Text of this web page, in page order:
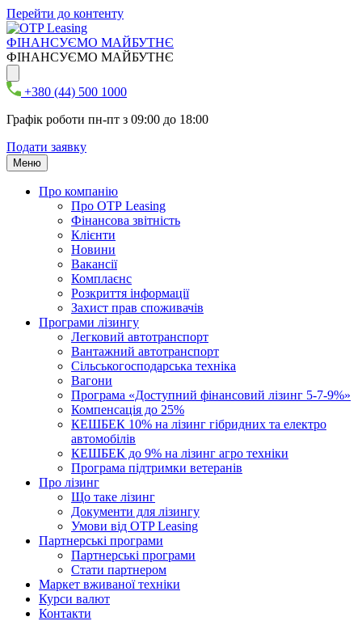
Перейти до контенту
ФІНАНСУЄМО МАЙБУТНЄ
ФІНАНСУЄМО МАЙБУТНЄ
+380 (44) 500 1000
Графік роботи пн-пт з 09:00 до 18:00
Подати заявку
Меню
Про компанію
Про ОТР Leasing
Фінансова звітність
Клієнти
Новини
Вакансії
Комплаєнс
Розкриття інформації
Захист прав споживачів
Програми лізингу
Легковий автотранспорт
Вантажний автотранспорт
Cільськогосподарська техніка
Вагони
Програма «Доступний фінансовий лізинг 5-7-9%»
Компенсація до 25%
КЕШБЕК 10% на лізинг гібридних та електро
автомобілів
КЕШБЕК до 9% на лізинг агро техніки
Програма підтримки ветеранів
Про лізинг
Що таке лізинг
Документи для лізингу
Умови від OTP Leasing
Партнерські програми
Партнерські програми
Стати партнером
Маркет вживаної техніки
Курси валют
Контакти